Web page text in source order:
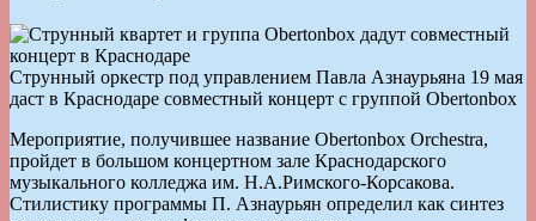
Струнный оркестр под управлением Павла Азнаурьяна 19 мая
даст в Краснодаре совместный концерт с группой Obertonbox
Мероприятие, получившее название Obertonbox Orchestra,
пройдет в большом концертном зале Краснодарского
музыкального колледжа им. Н.А.Римского-Корсакова.
Стилистику программы П. Азнаурьян определил как синтез